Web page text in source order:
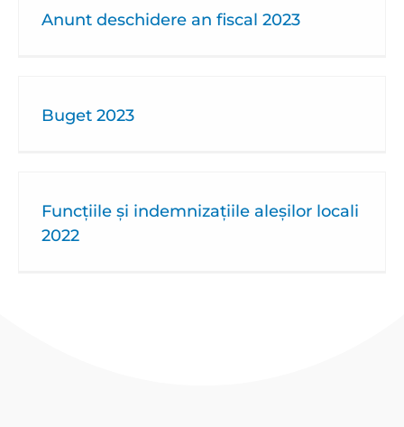
Anunt deschidere an fiscal 2023
Buget 2023
Funcţiile şi indemnizațiile aleșilor locali
2022